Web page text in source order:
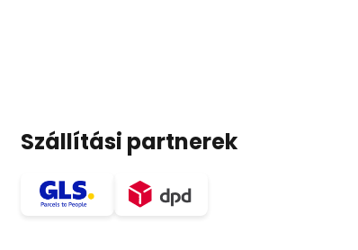
Szállítási partnerek